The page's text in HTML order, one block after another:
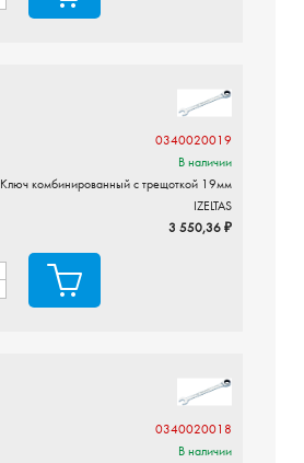
0340020019
В наличии
Ключ комбинированный с трещоткой 19мм
IZELTAS
3 550,36 ₽
0340020018
В наличии